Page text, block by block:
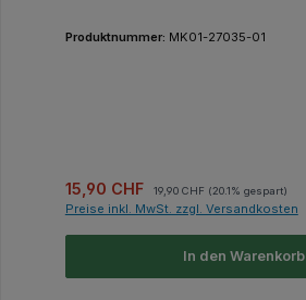
Produktnummer: MK01-27035-01
Verkaufspreis:
15,90 CHF 19,90 CHF (20.1% gespart)
Preise inkl. MwSt. zzgl. Versandkosten
In den Warenkorb